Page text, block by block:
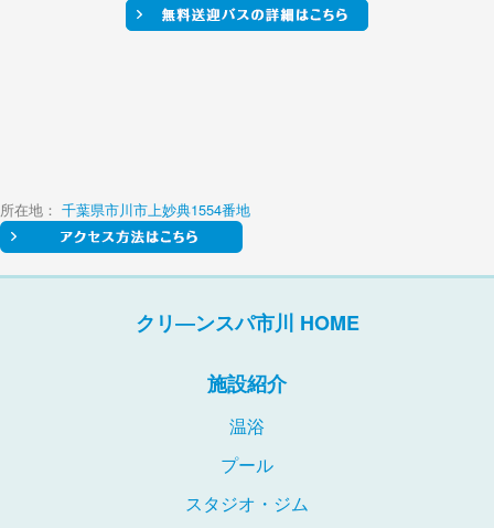
所在地 ： 千葉県市川市上妙典1554番地
クリ―ンスパ市川 HOME
施設紹介
温浴
プール
スタジオ・ジム